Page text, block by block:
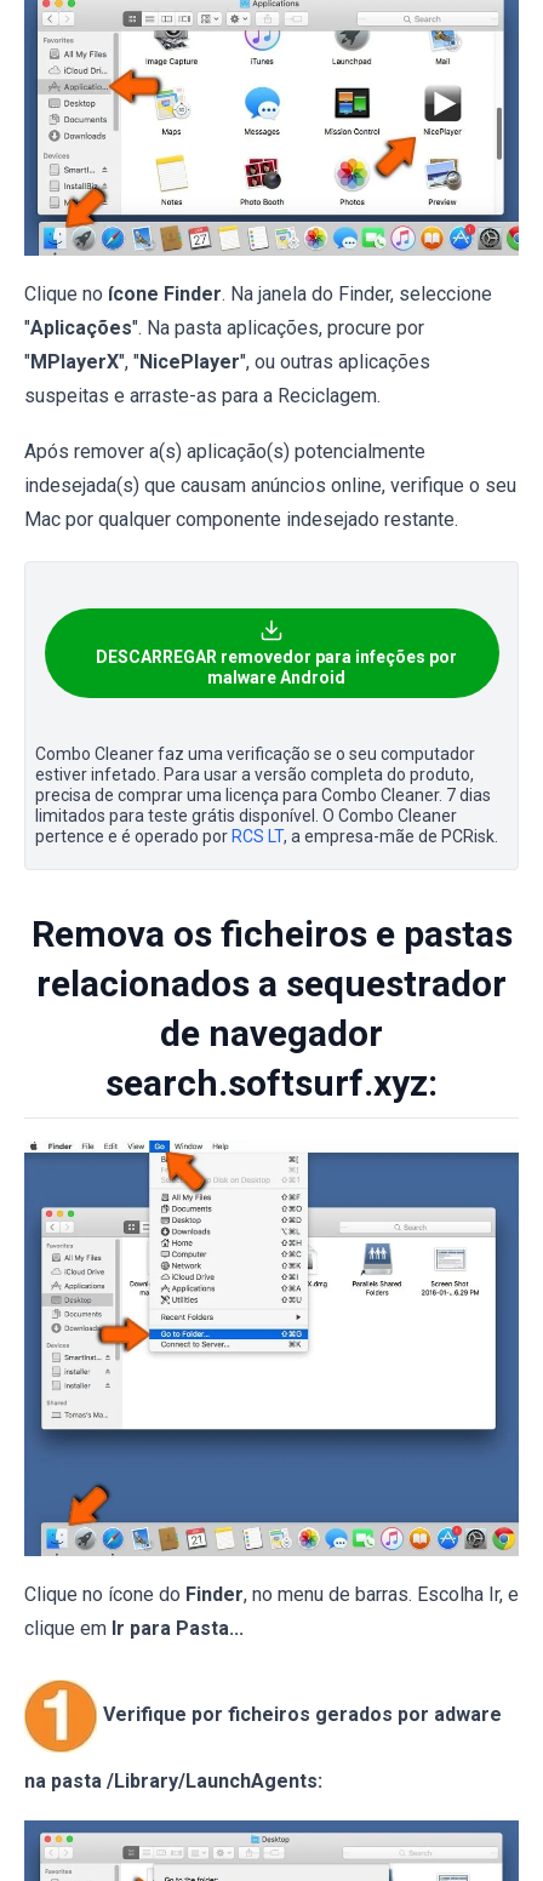
Clique no ícone Finder. Na janela do Finder, seleccione
"Aplicações". Na pasta aplicações, procure por
"MPlayerX", "NicePlayer", ou outras aplicações
suspeitas e arraste-as para a Reciclagem.
Após remover a(s) aplicação(s) potencialmente
indesejada(s) que causam anúncios online, verifique o seu
Mac por qualquer componente indesejado restante.
DESCARREGAR removedor para infeções por
malware Android
Combo Cleaner faz uma verificação se o seu computador
estiver infetado. Para usar a versão completa do produto,
precisa de comprar uma licença para Combo Cleaner. 7 dias
limitados para teste grátis disponível. O Combo Cleaner
pertence e é operado por RCS LT, a empresa-mãe de PCRisk.
Remova os ficheiros e pastas
relacionados a sequestrador
de navegador
search.softsurf.xyz:
Clique no ícone do Finder, no menu de barras. Escolha Ir, e
clique em Ir para Pasta...
Verifique por ficheiros gerados por adware
na pasta /Library/LaunchAgents: